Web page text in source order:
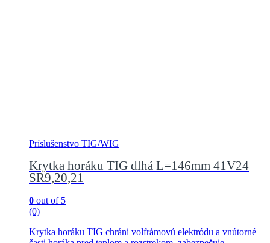
Príslušenstvo TIG/WIG
Krytka horáku TIG dlhá L=146mm 41V24
SR9,20,21
0 out of 5
(0)
Krytka horáku TIG chráni volfrámovú elektródu a vnútorné